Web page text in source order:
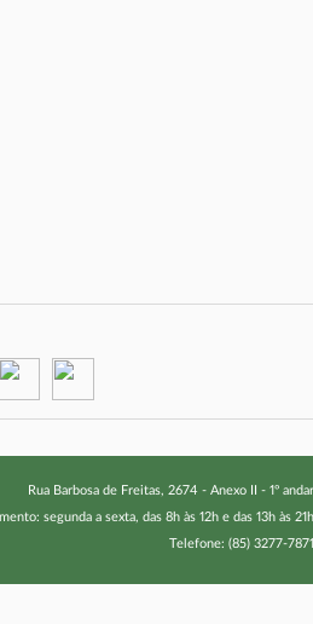
janela)
em nova janela)
(abre em nova janela)
Rua Barbosa de Freitas, 2674 - Anexo II - 1º andar
segunda a sexta, das 8h às 12h e das 13h às 21h
Telefone: (85) 3277-7871